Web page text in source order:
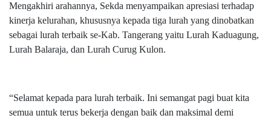
Mengakhiri arahannya, Sekda menyampaikan apresiasi terhadap
kinerja kelurahan, khususnya kepada tiga lurah yang dinobatkan
sebagai lurah terbaik se-Kab. Tangerang yaitu Lurah Kaduagung,
Lurah Balaraja, dan Lurah Curug Kulon.
“Selamat kepada para lurah terbaik. Ini semangat pagi buat kita
semua untuk terus bekerja dengan baik dan maksimal demi